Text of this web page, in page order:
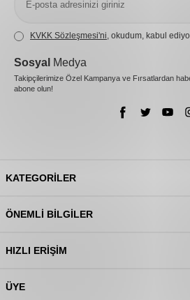
KVKK Sözleşmesi'ni , okudum, kabul
Sosyal Medya
Takipçilerimize Özel Kampanya ve Fırsatlardan
abone olun!
KATEGORILER
ÖNEMLI BILGILER
HIZLI ERIŞIM
ÜYE